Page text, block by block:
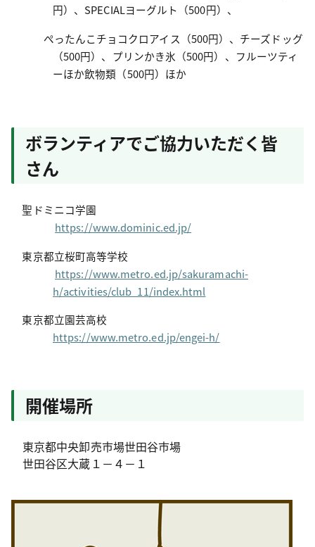
円）、SPECIALヨーグルト（500円）、
ぺったんこチョコクロアイス（500円）、チーズドッグ
（500円）、プリンかき氷（500円）、フルーツティ
ーほか飲物類（500円）ほか
ボランティアでご協力いただく皆
さん
聖ドミニコ学園
https://www.dominic.ed.jp/
東京都立桜町高等学校
https://www.metro.ed.jp/sakuramachi-
h/activities/club_11/index.html
東京都立園芸高校
https://www.metro.ed.jp/engei-h/
開催場所
東京都中央卸売市場世田谷市場
世田谷区大蔵１－４－１